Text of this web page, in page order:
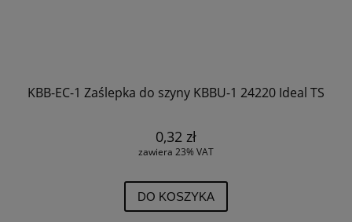
KBB-EC-1 Zaślepka do szyny KBBU-1 24220 Ideal TS
0,32 zł
zawiera 23% VAT
DO KOSZYKA